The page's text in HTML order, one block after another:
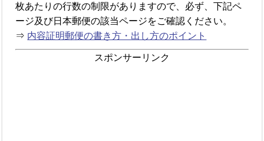
枚あたりの行数の制限がありますので、必ず、下記ペ
ージ及び日本郵便の該当ページをご確認ください。
⇒ 内容証明郵便の書き方・出し方のポイント
スポンサーリンク